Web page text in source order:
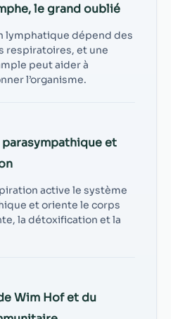
le grand oublié
lymphatique dépend des
respiratoires, et une
peut aider à
l’organisme.
et
active le système
et oriente le corps
la détoxification et la
Wim Hof et du